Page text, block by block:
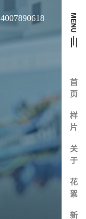
首
页
样
片
关
于
花
絮
新
4007890618